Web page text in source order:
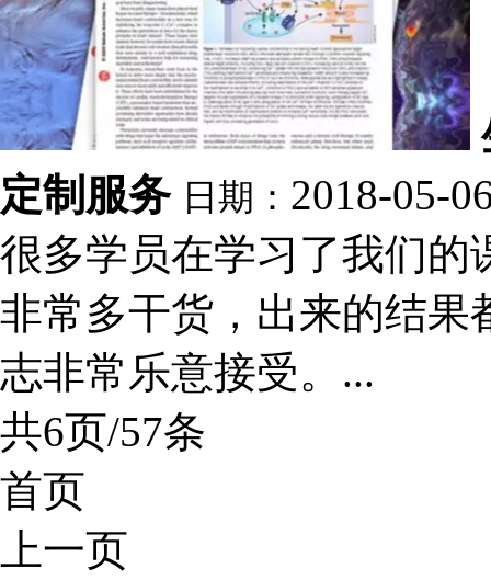
定制服务 日期： 2018-05-
很多学员在学习了我们的
非常多干货，出来的结果
志非常乐意接受。...
共6页/57条
首页
上一页